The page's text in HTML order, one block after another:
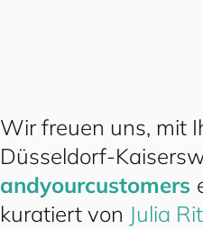
Wir freuen uns, mit
Düsseldorf-
andyourcustomers
kuratiert von Julia